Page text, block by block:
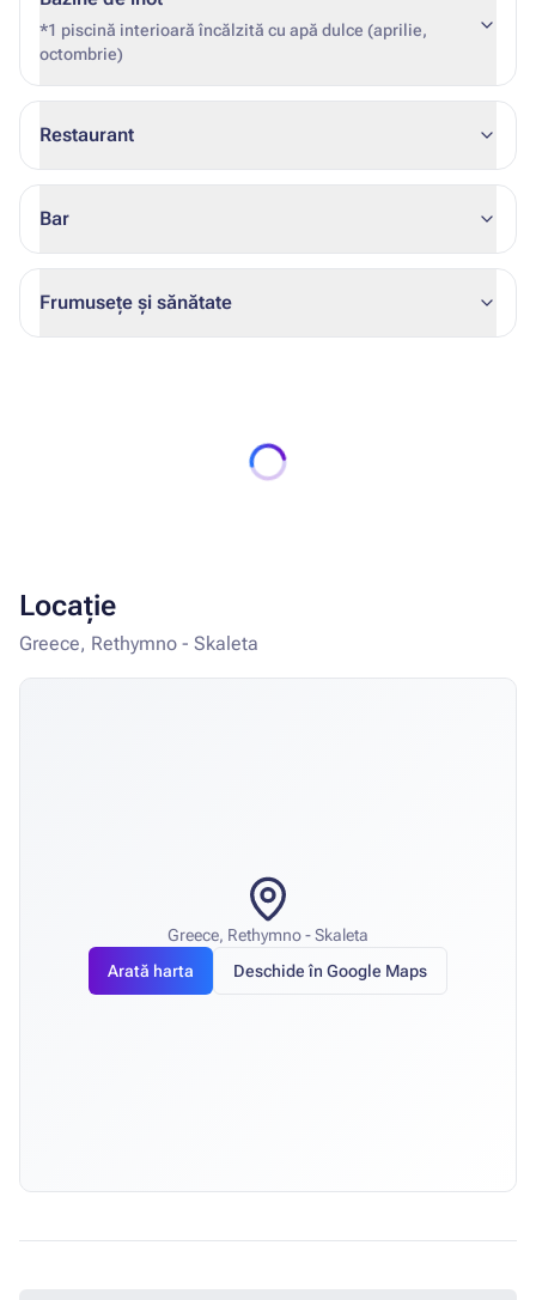
*1 piscină interioară încălzită cu apă dulce (aprilie,
octombrie)
Restaurant
Bar
Frumusețe și sănătate
Locație
Greece, Rethymno - Skaleta
Greece, Rethymno - Skaleta
Arată harta
Deschide în Google Maps